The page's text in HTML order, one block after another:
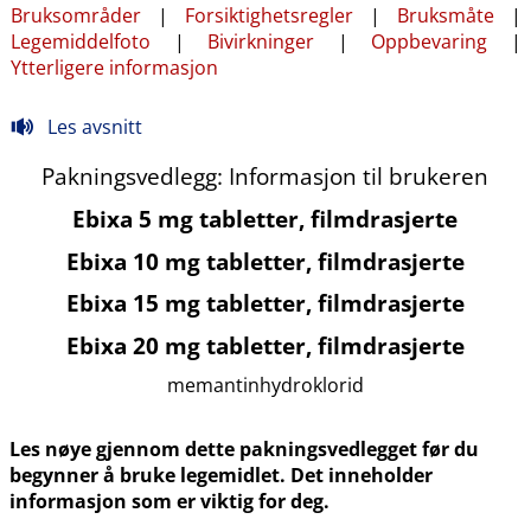
Bruksområder | Forsiktighetsregler | Bruksmåte |
Legemiddelfoto | Bivirkninger | Oppbevaring |
Ytterligere informasjon
Les avsnitt
Pakningsvedlegg: Informasjon til brukeren
Ebixa 5 mg tabletter, filmdrasjerte
Ebixa 10 mg tabletter, filmdrasjerte
Ebixa 15 mg tabletter, filmdrasjerte
Ebixa 20 mg tabletter, filmdrasjerte
memantinhydroklorid
Les nøye gjennom dette pakningsvedlegget før du
begynner å bruke legemidlet. Det inneholder
informasjon som er viktig for deg.